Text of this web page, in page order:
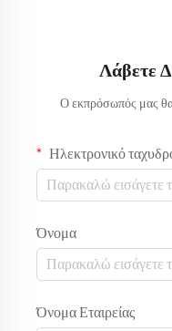
Λάβετε
Ο εκπρόσωπός μας θα
Ηλεκτρονικό
Όνομα
Όνομα Εταιρείας